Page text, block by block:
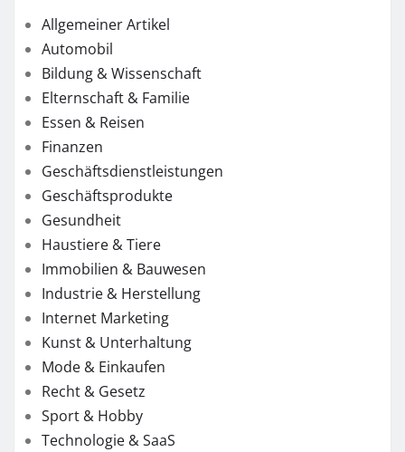
Allgemeiner Artikel
Automobil
Bildung & Wissenschaft
Elternschaft & Familie
Essen & Reisen
Finanzen
Geschäftsdienstleistungen
Geschäftsprodukte
Gesundheit
Haustiere & Tiere
Immobilien & Bauwesen
Industrie & Herstellung
Internet Marketing
Kunst & Unterhaltung
Mode & Einkaufen
Recht & Gesetz
Sport & Hobby
Technologie & SaaS